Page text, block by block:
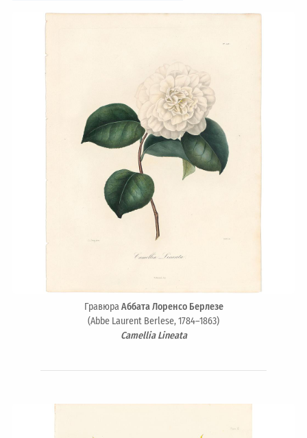
ГравюраАббата Лоренсо Берлезе
(Abbe Laurent Berlese, 1784–1863)
Camellia Lineata